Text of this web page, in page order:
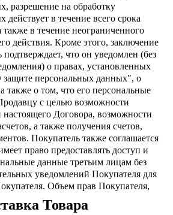
разрешение на обработку
в течение всего срока
также в течение неограниченного
действия. Кроме этого, заключение
подтверждает, что он уведомлен (без
о правах, установленных
персональных данных", о
также о том, что его персональные
с целью возможности
Договора, возможности
а также получения счетов,
Покупатель также соглашается
право предоставлять доступ и
данные третьим лицам без
уведомлений Покупателя для
Объем прав Покупателя,
Товара